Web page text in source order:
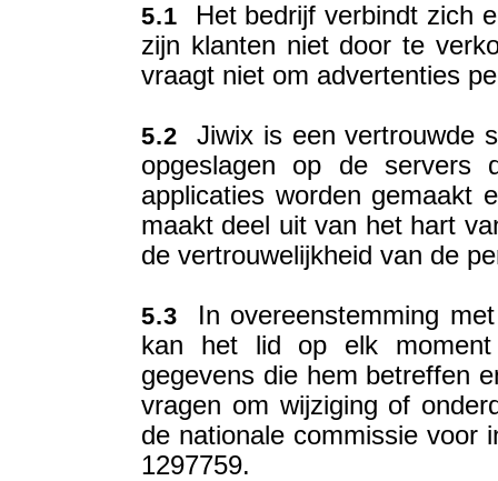
5.1 Het bedrijf verbindt zich
zijn klanten niet door te
vraagt niet om advertenties
5.2 Jiwix is een vertrouwde
opgeslagen op de servers
applicaties worden gemaakt
maakt deel uit van het hart
de vertrouwelijkheid van de
5.3 In overeenstemming
kan het lid op elk moment
gegevens die hem betreffen
vragen om wijziging of
de nationale commissie voor
1297759.